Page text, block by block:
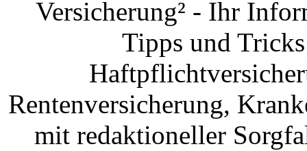
Versicherung² - Ihr
Tipps und
Rentenversicherung,
mit redaktioneller